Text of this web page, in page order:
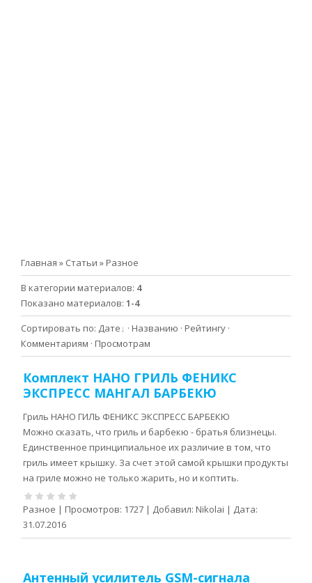
Главная » Статьи » Разное
В категории материалов: 4
Показано материалов: 1-4
Сортировать по: Дате · Названию · Рейтингу ·
Комментариям · Просмотрам
Комплект НАНО ГРИЛЬ ФЕНИКС
ЭКСПРЕСС МАНГАЛ БАРБЕКЮ
Гриль НАНО ГИЛЬ ФЕНИКС ЭКСПРЕСС БАРБЕКЮ
Можно сказать, что гриль и барбекю - братья близнецы.
Единственное принципиальное их различие в том, что
гриль имеет крышку. За счет этой самой крышки продукты
на гриле можно не только жарить, но и коптить.
Разное | Просмотров: 1727 | Добавил: Nikolai | Дата:
31.07.2016
Антенный усилитель GSM-сигнала